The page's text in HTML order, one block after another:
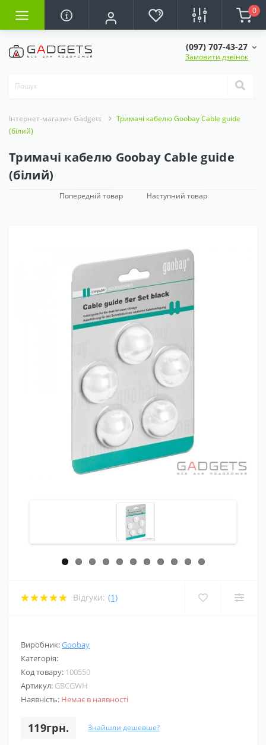
0
(097) 707-43-27
Замовити дзвінок
Інтернет-магазин Gadgets
Тримачі кабелю Goobay Cable guide
(білий)
Тримачі кабелю Goobay Cable guide
(білий)
Попередній товар Наступний товар
Відгуки: (1)
Виробник:Goobay
Категорія:
Код товару: 100550
Артикул: GBCGWH
Наявність: Немає в наявності
119грн. Знайшли дешевше?